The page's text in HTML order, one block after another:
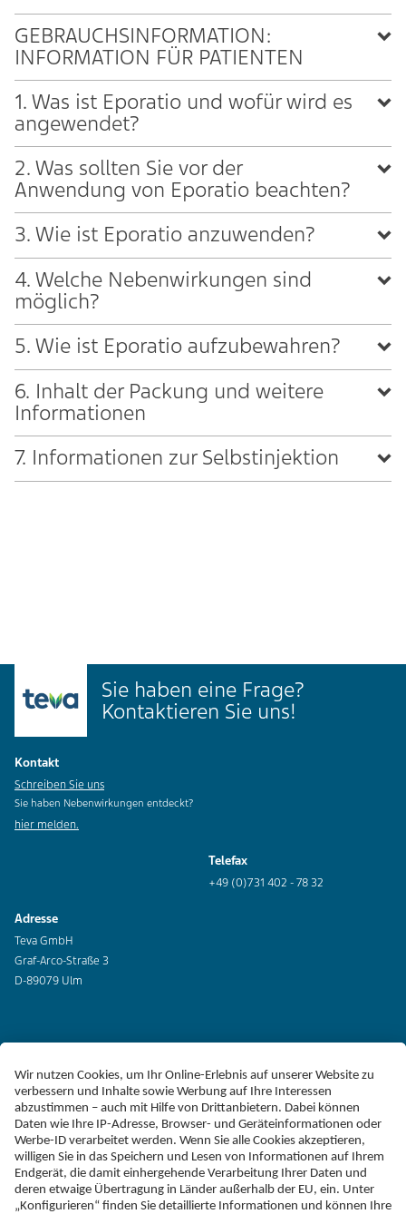
GEBRAUCHSINFORMATION:
INFORMATION FÜR PATIENTEN
1. Was ist Eporatio und wofür wird es
angewendet?
2. Was sollten Sie vor der
Anwendung von Eporatio beachten?
3. Wie ist Eporatio anzuwenden?
4. Welche Nebenwirkungen sind
möglich?
5. Wie ist Eporatio aufzubewahren?
6. Inhalt der Packung und weitere
Informationen
7. Informationen zur Selbstinjektion
Sie haben eine Frage?
Kontaktieren Sie uns!
Kontakt
Schreiben Sie uns
Sie haben Nebenwirkungen entdeckt?
hier melden.
Telefax
+49 (0)731 402 - 78 32
Adresse
Teva GmbH
Graf-Arco-Straße 3
D-89079 Ulm
Erklärung zur Barrierefreiheit
Impressum
Liefer-AGB
Datenschutz
Haftungsausschluss